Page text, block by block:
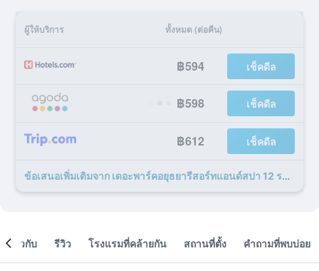
ผู้ให้บริการ ทั้งหมด (ต่อคืน)
฿594 เช็คดีล
฿598 เช็คดีล
฿612 เช็คดีล
ข้อเสนอเพิ่มเติมจาก เดอะพาร์คอยุธยารีสอร์ทแอนด์สปา 12 รายการ
เกี่ยวกับ รีวิว โรงแรมที่คล้ายกัน สถานที่ตั้ง คำถามที่พบบ่อย